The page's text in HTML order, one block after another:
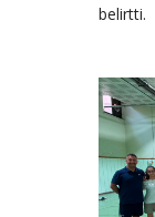
belirtti.